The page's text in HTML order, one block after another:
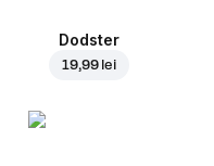
Dodster
19,99 lei